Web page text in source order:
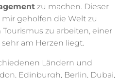
zu machen. Dieser
geholfen die Welt zu
zu arbeiten, einer
am Herzen liegt.
Ländern und
Edinburgh, Berlin, Dubai,